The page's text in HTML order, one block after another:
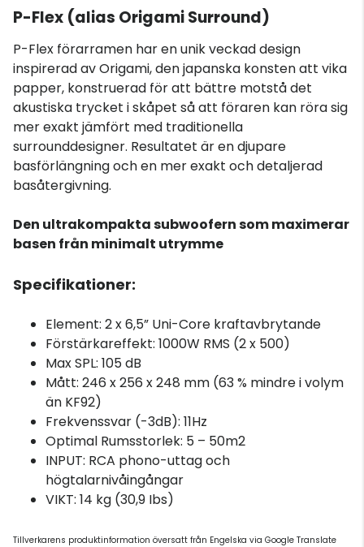
P-Flex (alias Origami Surround)
P-Flex förarramen har en unik veckad design
inspirerad av Origami, den japanska konsten att vika
papper, konstruerad för att bättre motstå det
akustiska trycket i skåpet så att föraren kan röra sig
mer exakt jämfört med traditionella
surrounddesigner. Resultatet är en djupare
basförlängning och en mer exakt och detaljerad
basåtergivning.
Den ultrakompakta subwoofern som maximerar
basen från minimalt utrymme
Specifikationer:
Element: 2 x 6,5” Uni-Core kraftavbrytande
Förstärkareffekt: 1000W RMS (2 x 500)
Max SPL: 105 dB
Mått: 246 x 256 x 248 mm (63 % mindre i volym
än KF92)
Frekvenssvar (-3dB): 11Hz
Optimal Rumsstorlek: 5 – 50m2
INPUT: RCA phono-uttag och
högtalarnivåingångar
VIKT: 14 kg (30,9 Ibs)
Tillverkarens produktinformation översatt från Engelska via Google Translate